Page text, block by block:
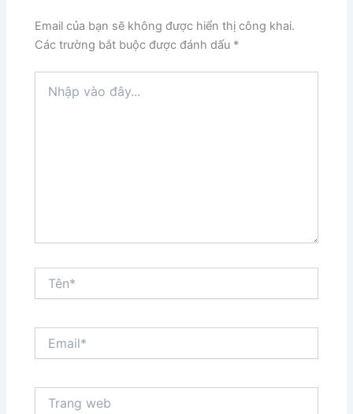
Email của bạn sẽ không được hiển thị công khai.
Các trường bắt buộc được đánh dấu *
vào
web